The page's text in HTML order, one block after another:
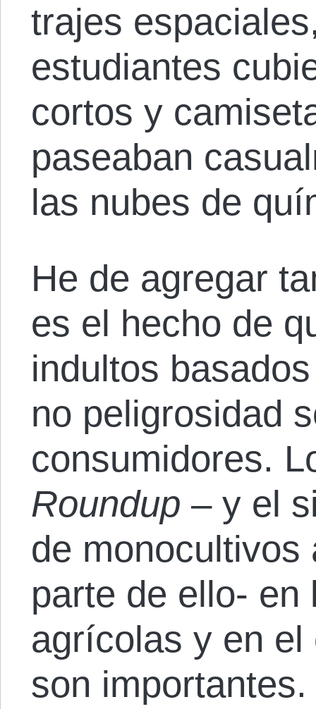
trajes
estudiantes
cortos y
paseaban
las nubes de
He de agregar
es el hecho de
indultos
no peligrosidad
consumidores.
Roundup – y el
de monocultivos
parte de ello- en
agrícolas y en
son importantes.